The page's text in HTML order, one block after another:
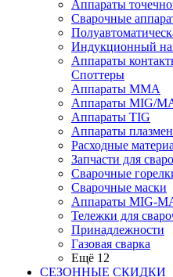
Аппараты
Сварочные
Индукционный
Аппараты
Споттеры
Аппараты MMA
Аппараты MIG/
Аппараты TIG
Аппараты
Расходные
Запчасти для
Сварочные
Сварочные маски
Аппараты MIG-
Тележки для
Принадлежности
Газовая сварка
Ещё 12
СЕЗОННЫЕ СКИДКИ